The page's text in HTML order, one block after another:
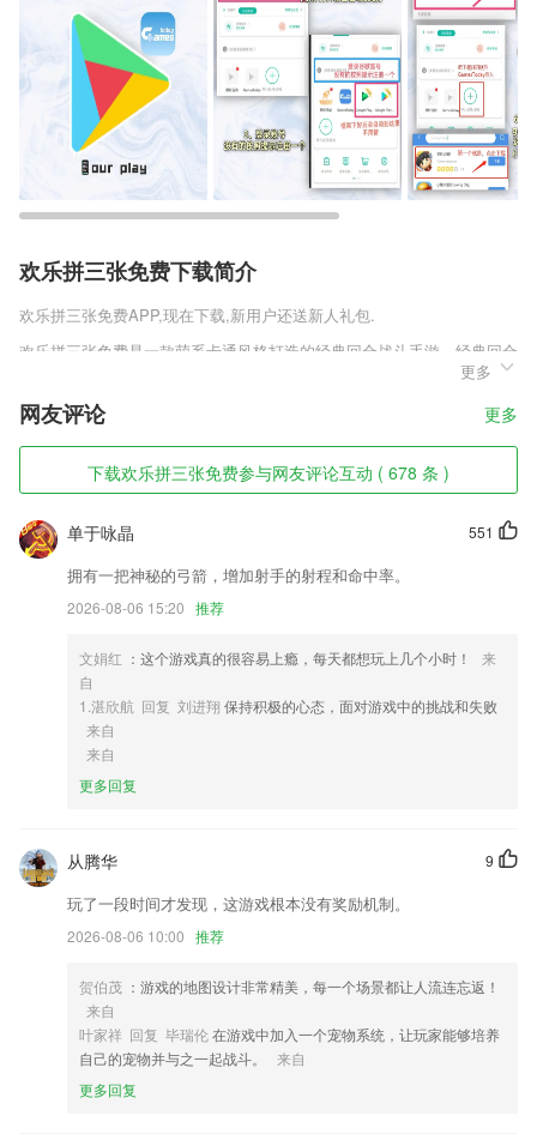
欢乐拼三张免费下载简介
欢乐拼三张免费APP,现在下载,新用户还送新人礼包.
欢乐拼三张免费是一款萌系卡通风格打造的经典回合战斗手游，经典回合
战斗冒险玩法，拥有各种超萌的角色可以选择，还能捕捉各种可爱的怪物
成为宝宝帮助玩家战斗，宝宝的实力越强带来的好处越多，还能让宝宝掌
握各种强大技能，角色的培养也是相当丰富的，还有多种门派可以加入
哦。
欢乐拼三张免费软件特色
1,如果您无法为图片选择任何单个滤镜，而不使用该模式，您会感到惊
讶！与您的朋友分享结果
2,在线进行合同管理，云端同步管理，还不用担心丢失合同资料;
3,在这里也很容易提高各种帮手和各种丰富课程的个人能力。加油；
4,●滤光调节：不同情境下,过滤不同光线读书更轻松,护眼更专业
5,便于商户管理会员，订单管理
6,联系人信息排列整齐，干净整洁一目了然；
欢乐拼三张免费软件优势
2.我的掌上词典，做题训练的小帮手
3.汇聚热点，畅所欲言；
4.为大家带来了更加优质的学习教育平台，实现更好的交流学习。
6.为全中国的孩子提供优质的、与国际前沿接轨的计算思维与创新教育。
欢乐拼三张免费更新了什么?
新增个性化内容推荐管理
多种清理内存功能。
更多
网友评论 更多
下载欢乐拼三张免费参与网友评论互动 ( 678 条 )
551
单于咏晶
拥有一把神秘的弓箭，增加射手的射程和命中率。
2026-08-06 15:20 推荐
文娟红 ：这个游戏真的很容易上瘾，每天都想玩上几个小时！
来
自
1.湛欣航 回复 刘进翔 保持积极的心态，面对游戏中的挑战和失败
来自
来自
更多回复
9
从腾华
玩了一段时间才发现，这游戏根本没有奖励机制。
2026-08-06 10:00 推荐
贺伯茂 ：游戏的地图设计非常精美，每一个场景都让人流连忘返！
来自
叶家祥 回复 毕瑞伦在游戏中加入一个宠物系统，让玩家能够培养
自己的宠物并与之一起战斗。
来自
更多回复